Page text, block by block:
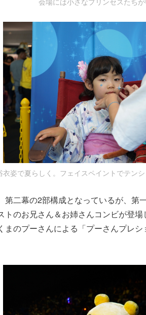
衣姿で夏らしく。フェイスペイントでテン
第二幕の2部構成となっているが、第
トのお兄さん＆お姉さんコンビが登
まのプーさんによる「プーさんプレ